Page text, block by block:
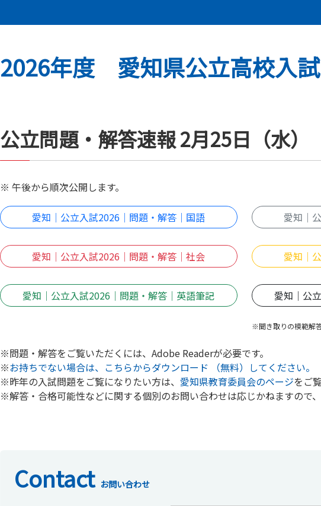
2026年度 愛知県公立高校入
公立問題・解答速報 2月25日（水）
※ 午後から順次公開します。
愛知｜公立入試2026｜問題・解答｜国語 愛知｜
愛知｜公立入試2026｜問題・解答｜社会 愛知｜
愛知｜公立入試2026｜問題・解答｜英語筆記 愛知｜公
※聞き取りの模範解
※問題・解答をご覧いただくには、Adobe Readerが必要です。
※お持ちでない場合は、こちらからダウンロード （無料）してください。
※昨年の入試問題をご覧になりたい方は、 愛知県教育委員会のページをご
※解答・合格可能性などに関する個別のお問い合わせは応じかねますので、
Contact お問い合わせ